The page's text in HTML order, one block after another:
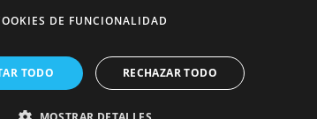
campos obligatorios están marcados
DE FUNCIONALIDAD
TODO RECHAZAR TODO